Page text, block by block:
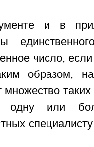
и в
число, если
образом,
множество
одну или